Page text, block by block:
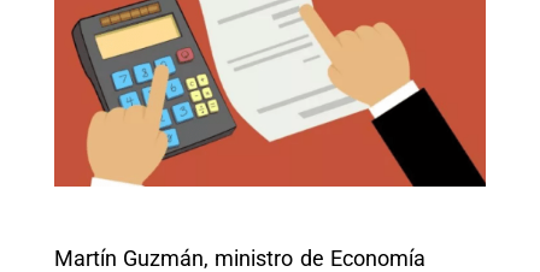
Martín Guzmán, ministro de Economía